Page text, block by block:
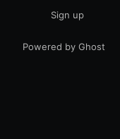
Sign up
Powered by Ghost